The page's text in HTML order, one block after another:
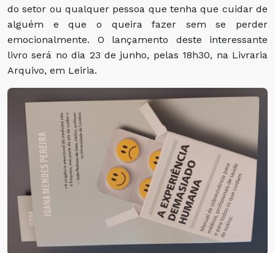
do setor ou qualquer pessoa que tenha que cuidar de
alguém e que o queira fazer sem se perder
emocionalmente. O lançamento deste interessante
livro será no dia 23 de junho, pelas 18h30, na Livraria
Arquivo, em Leiria.